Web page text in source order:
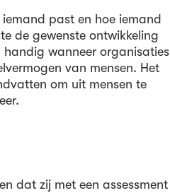
past en hoe iemand
de gewenste ontwikkeling
handig wanneer organisaties
van mensen. Het
om uit mensen te
dat zij met een assessment